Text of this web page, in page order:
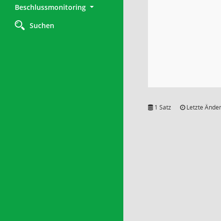
Beschlussmonitoring
Suchen
1 Satz Letzte